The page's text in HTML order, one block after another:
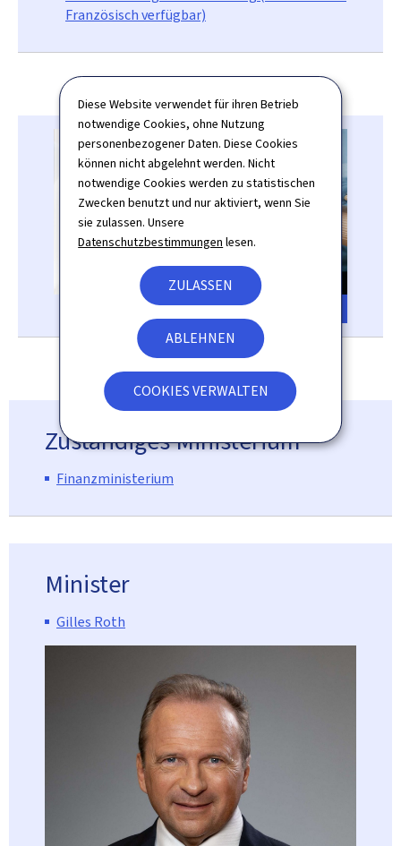
Diese Website verwendet für ihren Betrieb
notwendige Cookies, ohne Nutzung
personenbezogener Daten. Diese Cookies
können nicht abgelehnt werden. Nicht
notwendige Cookies werden zu statistischen
Zwecken benutzt und nur aktiviert, wenn Sie
sie zulassen. Unsere
Datenschutzbestimmungen lesen.
ZULASSEN
ABLEHNEN
COOKIES VERWALTEN
Französisch verfügbar)
debudget2026.jpeg
Zuständiges Ministerium
Finanzministerium
Minister
Gilles Roth